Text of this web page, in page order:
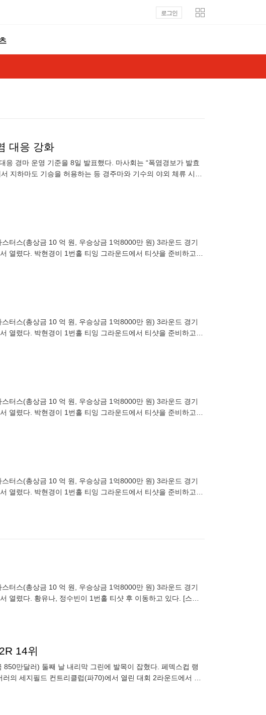
로그인
대응 강화
경마 운영 기준을 8일 발표했다. 마사회는 “폭염경보가 발효
지하마도 기승을 허용하는 등 경주마와 기수의 야외 체류 시간
터스(총상금 10 억 원, 우승상금 1억8000만 원) 3라운드 경기
열렸다. 박현경이 1번홀 티잉 그라운드에서 티샷을 준비하고
터스(총상금 10 억 원, 우승상금 1억8000만 원) 3라운드 경기
열렸다. 박현경이 1번홀 티잉 그라운드에서 티샷을 준비하고
터스(총상금 10 억 원, 우승상금 1억8000만 원) 3라운드 경기
열렸다. 박현경이 1번홀 티잉 그라운드에서 티샷을 준비하고
터스(총상금 10 억 원, 우승상금 1억8000만 원) 3라운드 경기
열렸다. 박현경이 1번홀 티잉 그라운드에서 티샷을 준비하고
터스(총상금 10 억 원, 우승상금 1억8000만 원) 3라운드 경기
열렸다. 황유나, 정수빈이 1번홀 티샷 후 이동하고 있다. [스포
14위
만달러) 둘째 날 내리막 그린에 발목이 잡혔다. 페덱스컵 랭
의 세지필드 컨트리클럽(파70)에서 열린 대회 2라운드에서 버